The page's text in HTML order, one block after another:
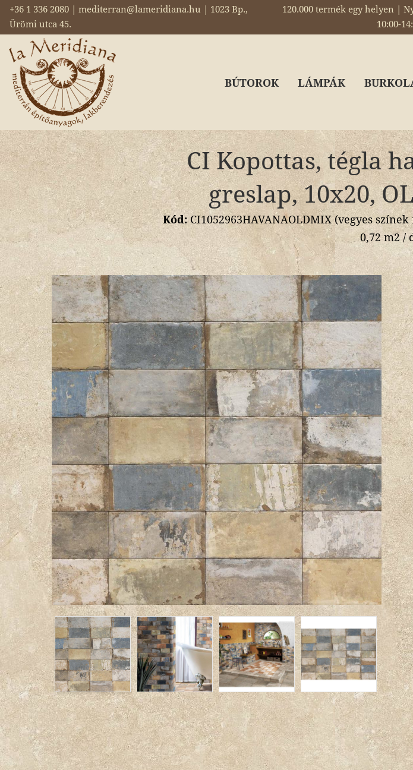
+36 1 336 2080 | mediterran@lameridiana.hu | 1023 Bp.,
Ürömi utca 45.
120.000 termék egy helyen |
10:00-
BÚTOROK LÁMPÁK
CI Kopottas, tégla
greslap, 10x20,
Kód:CI1052963HAVANAOLDMIX (vegyes
0,72 m2 /